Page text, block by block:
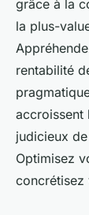
grâce à la
la plus-
rentabilité
accroissent
judicieux
Optimisez
concrétisez